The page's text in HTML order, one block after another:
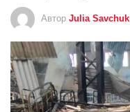
Автор Julia Savchuk